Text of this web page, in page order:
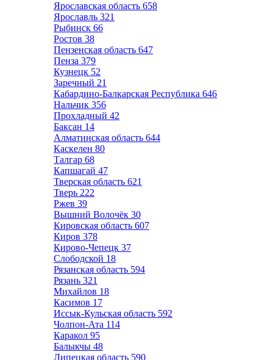
Ярославская область 658
Ярославль 321
Рыбинск 66
Ростов 38
Пензенская область 647
Пенза 379
Кузнецк 52
Заречный 21
Кабардино-Балкарская Республика 646
Нальчик 356
Прохладный 42
Баксан 14
Алматинская область 644
Каскелен 80
Талгар 68
Капшагай 47
Тверская область 621
Тверь 222
Ржев 39
Вышний Волочёк 30
Кировская область 607
Киров 378
Кирово-Чепецк 37
Слободской 18
Рязанская область 594
Рязань 321
Михайлов 18
Касимов 17
Иссык-Кульская область 592
Чолпон-Ата 114
Каракол 95
Балыкчы 48
Липецкая область 590